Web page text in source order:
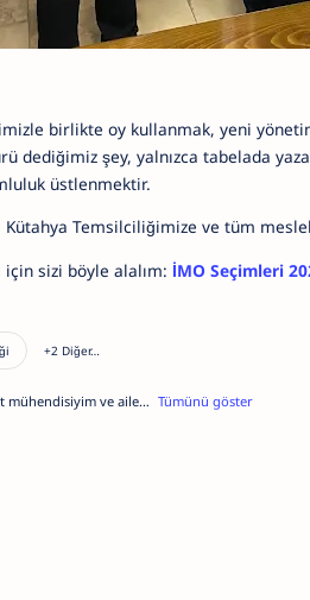
birlikte oy kullanmak, yeni
dediğimiz şey, yalnızca tabelada
üstlenmektir.
Temsilciliğimize ve tüm
sizi böyle alalım: İMO Seçimleri
mühendisiyim ve aile
en iyisidir. Lütfen